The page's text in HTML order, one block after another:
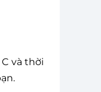
và thời